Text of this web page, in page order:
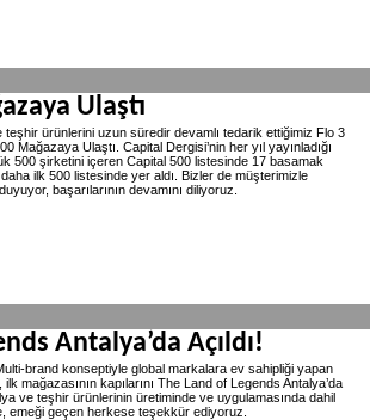
Ulaştı
teşhir ürünlerini uzun süredir devamlı tedarik ettiğimiz Flo 3
Mağazaya Ulaştı. Capital Dergisi’nin her yıl yayınladığı
500 şirketini içeren Capital 500 listesinde 17 basamak
ilk 500 listesinde yer aldı. Bizler de müşterimizle
başarılarının devamını diliyoruz.
Antalya’da Açıldı!
brand konseptiyle global markalara ev sahipliği yapan
mağazasının kapılarını The Land of Legends Antalya’da
ve teşhir ürünlerinin üretiminde ve uygulamasında dahil
emeği geçen herkese teşekkür ediyoruz.